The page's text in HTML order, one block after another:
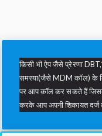
किसी भी ऐप जैसे प्रेरणा
समस्या(जैसे MDM कॉल) के
पर आप कॉल कर सकते हैं
करके आप अपनी शिकायत